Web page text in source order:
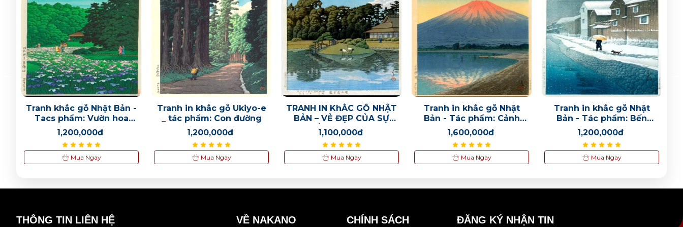
1,200,000đ
🌙 TRANH NHẬT BẢN –
KHÔNG GIAN THIỀN TĨNH
ĐỈNH CAO 🌙 🖼️ 池上本門寺
– 川瀬巴水 (1931)
1,200,000đ
🌙 TRANH NHẬT BẢN –
KHÔNG GIAN THIỀN TĨNH
ĐỈNH CAO 🌙 🖼️ 池上本門寺
– 川瀬巴水 (1931)
1,200,000đ
Tranh khắc gỗ Nhật Bản -
Tacs phẩm: Vườn hoa
diên vĩ 川瀬巴水
1,200,000đ
Mua Ngay
Tranh in khắc gỗ Ukiyo-e
_ tác phẩm: Con đường
1,200,000đ
Mua Ngay
TRANH IN KhẮC GỖ NHẬT
BẢN – VẺ ĐẸP CỦA SỰ
CÂN BẰNG & TĨNH LẶNG
1,100,000đ
Mua Ngay
Tranh in khắc gỗ Nhật
Bản - Tác phẩm: Cảnh
bình minh trên núi Phú Sĩ
1,600,000đ
Mua Ngay
Tranh in khắc gỗ Nhật
Bản - Tác phẩm: Bến
thuyền Handa
1,200,000đ
Mua Ngay
THÔNG TIN LIÊN HỆ VỀ NAKANO CHÍNH SÁCH ĐĂNG KÝ NHẬN TIN